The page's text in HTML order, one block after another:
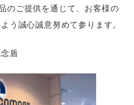
のご提供を通じて、お客様の
う誠心誠意努めて参ります。
盾